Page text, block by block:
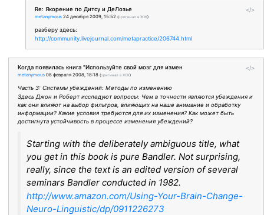
</>
Re: Якорение по Дитсу и ДеЛозье
metanymous 24 декабря 2009, 15:52 (оригинал в ЖЖ)
разберу здесь:
http://community.livejournal.com/metapractice/206744.html
</>
Когда появилась книга "Используйте свой мозг для измен
metanymous 08 февраля 2008, 18:18 (оригинал в ЖЖ)
Часть 3: Системы убеждений: Методы по изменению
Здесь Джон и Роберт исследуют вопросы: Чем в точности являются убеждения и
как они влияют на выбор фильтров, влияющих на наше внимание и обработку
информации? Какие условия требуются для их изменения? Как может быть
достигнута устойчивость в процессе изменения убеждений?
Starting with the deliberately ambiguous title, what
you get in this book is pure Bandler. Not surprising,
really, since the text is an edited version of several
seminars Bandler conducted in 1982.
http://www.amazon.com/Using-Your-Brain-Change-
Neuro-Linguistic/dp/0911226273